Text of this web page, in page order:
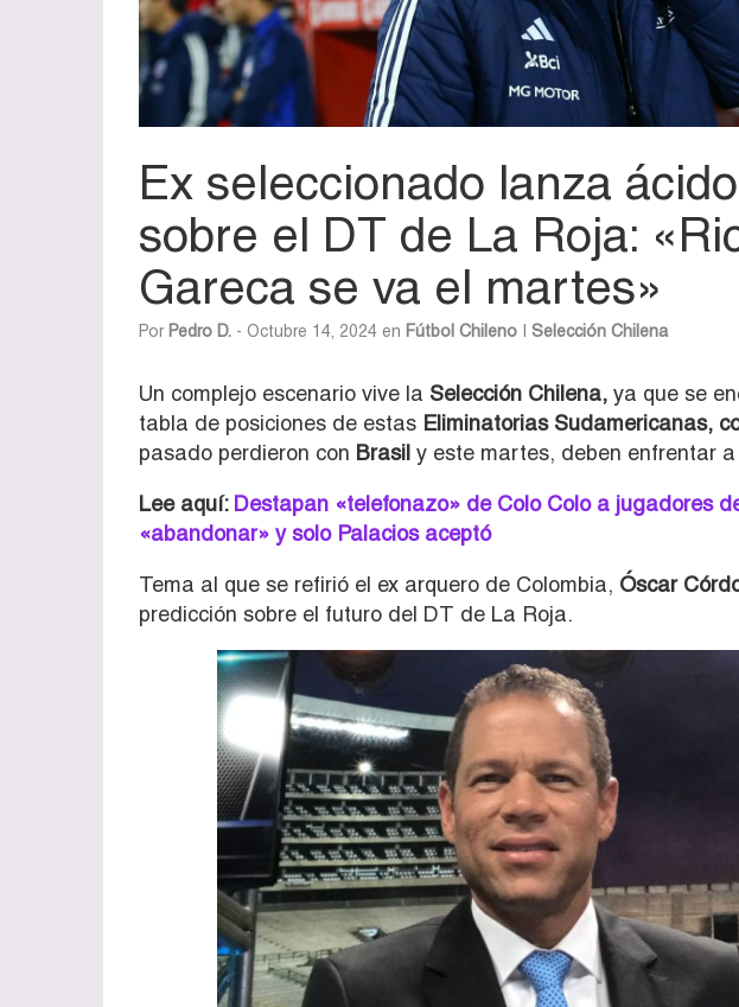
Ex seleccionado lanza
sobre el DT de La Roja:
Gareca se va el martes»
Por Pedro D. - Octubre 14, 2024 en Fútbol Chileno Selección Chilena
Un complejo escenario vive la Selección Chilena, ya que se
tabla de posiciones de estas Eliminatorias Sudamericanas,
pasado perdieron con Brasil y este martes, deben enfrentar a
Lee aquí: Destapan «telefonazo» de Colo Colo a jugadores
«abandonar» y solo Palacios aceptó
Tema al que se refirió el ex arquero de Colombia, Óscar
predicción sobre el futuro del DT de La Roja.